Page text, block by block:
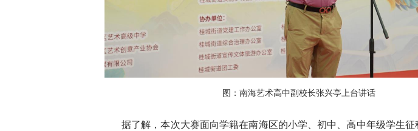
图：南海艺术高中副校长张兴亭上台讲话
据了解，本次大赛面向学籍在南海区的小学、初中、高中年级学生征